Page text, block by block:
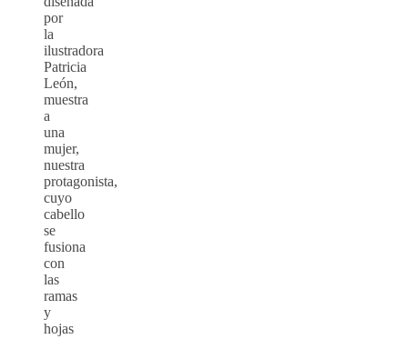
por
la
ilustradora
Patricia
León,
muestra
a
una
mujer,
nuestra
protagonista,
cuyo
cabello
se
fusiona
con
las
ramas
y
hojas